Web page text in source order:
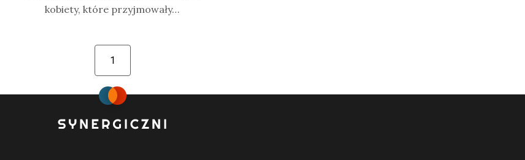
kobiety, które przyjmowały…
1